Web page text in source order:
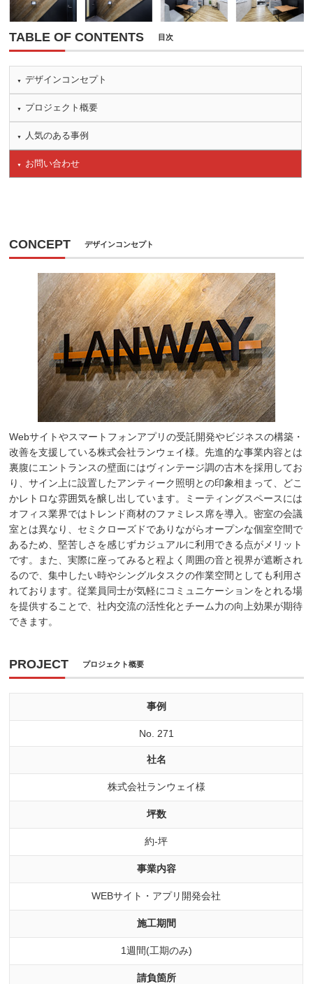
TABLE OF CONTENTS 目次
デザインコンセプト
プロジェクト概要
人気のある事例
お問い合わせ
CONCEPT デザインコンセプト
Webサイトやスマートフォンアプリの受託開発やビジネスの構築・
改善を支援している株式会社ランウェイ様。先進的な事業内容とは
裏腹にエントランスの壁面にはヴィンテージ調の古木を採用してお
り、サイン上に設置したアンティーク照明との印象相まって、どこ
かレトロな雰囲気を醸し出しています。ミーティングスペースには
オフィス業界ではトレンド商材のファミレス席を導入。密室の会議
室とは異なり、セミクローズドでありながらオープンな個室空間で
あるため、堅苦しさを感じずカジュアルに利用できる点がメリット
です。また、実際に座ってみると程よく周囲の音と視界が遮断され
るので、集中したい時やシングルタスクの作業空間としても利用さ
れております。従業員同士が気軽にコミュニケーションをとれる場
を提供することで、社内交流の活性化とチーム力の向上効果が期待
できます。
PROJECT プロジェクト概要
事例
No. 271
社名
株式会社ランウェイ様
坪数
約-坪
事業内容
WEBサイト・アプリ開発会社
施工期間
1週間(工期のみ)
請負箇所